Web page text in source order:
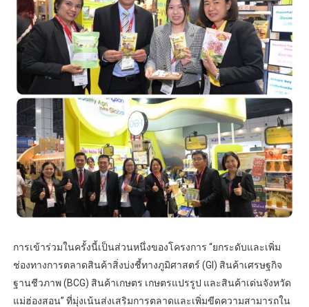
การเข้าร่วมในครั้งนี้เป็นส่วนหนึ่งของโครงการ “ยกระดับและเพิ่ม
ช่องทางการตลาดสินค้าสิ่งบ่งชี้ทางภูมิศาสตร์ (GI) สินค้าเศรษฐกิจ
ฐานชีวภาพ (BCG) สินค้าเกษตร เกษตรแปรรูป และสินค้าเด่นจังหวัด
แม่ฮ่องสอน” ที่มุ่งเน้นส่งเสริมการตลาดและเพิ่มขีดความสามารถใน